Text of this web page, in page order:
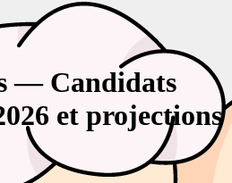
— Candidats
et projections